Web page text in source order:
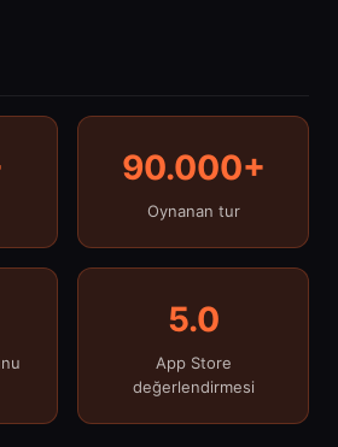
90.000+
Oynanan tur
5.0
App Store
değerlendirmesi